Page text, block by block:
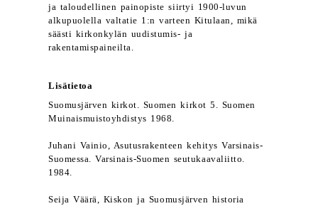
ja taloudellinen painopiste siirtyi 1900-luvun
alkupuolella valtatie 1:n varteen Kitulaan, mikä
säästi kirkonkylän uudistumis- ja
rakentamispaineilta.
Lisätietoa
Suomusjärven kirkot. Suomen kirkot 5. Suomen
Muinaismuistoyhdistys 1968.
Juhani Vainio, Asutusrakenteen kehitys Varsinais-
Suomessa. Varsinais-Suomen seutukaavaliitto.
1984.
Seija Väärä, Kiskon ja Suomusjärven historia